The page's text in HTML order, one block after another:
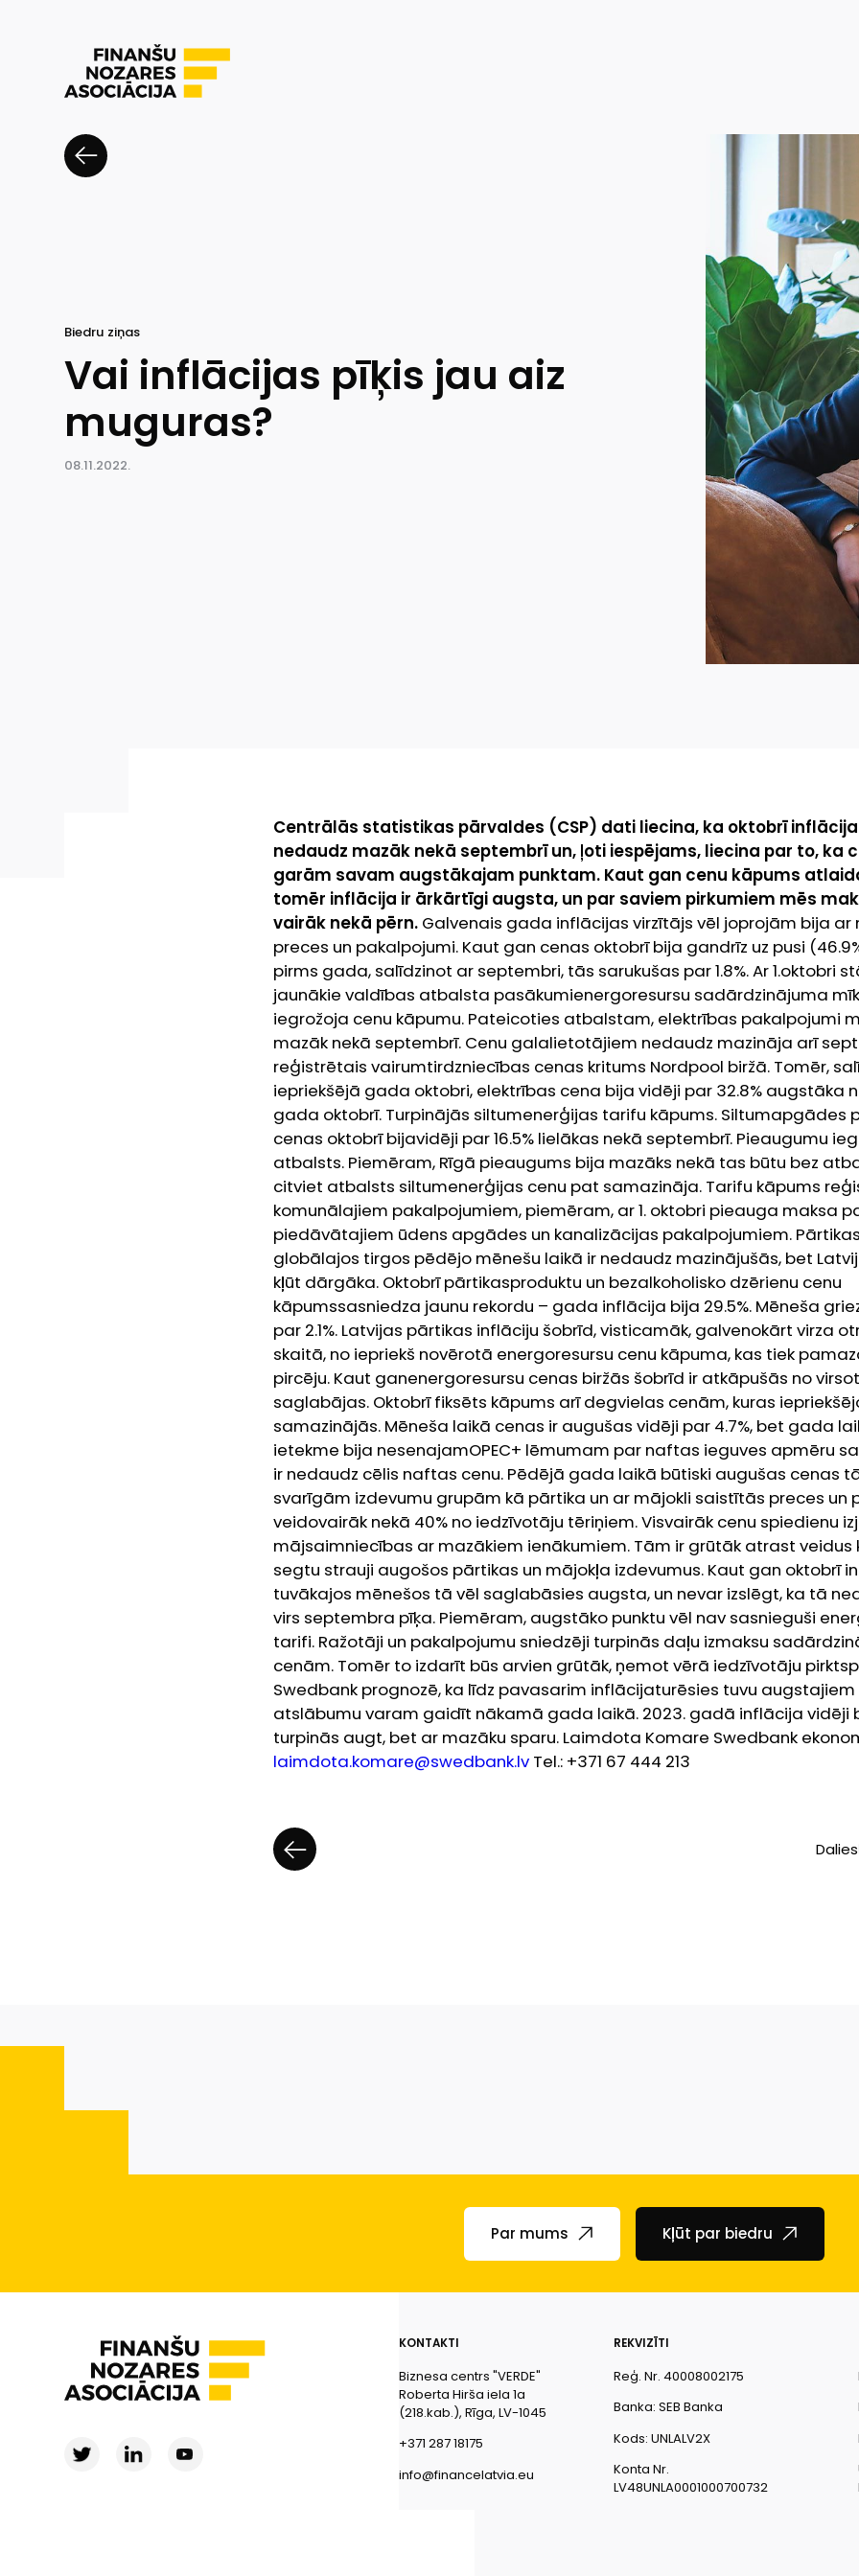
Biedru ziņas
Vai inflācijas pīķis jau aiz
muguras?
08.11.2022.
Centrālās statistikas pārvaldes (CSP) dati liecina, ka oktobrī inflācija
nedaudz mazāk nekā septembrī un, ļoti iespējams, liecina par to, ka
garām savam augstākajam punktam. Kaut gan cenu kāpums
tomēr inflācija ir ārkārtīgi augsta, un par saviem pirkumiem mēs
vairāk nekā pērn. Galvenais gada inflācijas virzītājs vēl joprojām bija
preces un pakalpojumi. Kaut gan cenas oktobrī bija gandrīz uz pusi
pirms gada, salīdzinot ar septembri, tās sarukušas par 1.8%. Ar 1.oktobri
jaunākie valdības atbalsta pasākumienergoresursu sadārdzinājuma
iegrožoja cenu kāpumu. Pateicoties atbalstam, elektrības pakalpojumi
mazāk nekā septembrī. Cenu galalietotājiem nedaudz mazināja arī
reģistrētais vairumtirdzniecības cenas kritums Nordpool biržā. Tomēr,
iepriekšējā gada oktobri, elektrības cena bija vidēji par 32.8% augstāka
gada oktobrī. Turpinājās siltumenerģijas tarifu kāpums. Siltumapgādes
cenas oktobrī bijavidēji par 16.5% lielākas nekā septembrī. Pieaugumu
atbalsts. Piemēram, Rīgā pieaugums bija mazāks nekā tas būtu bez
citviet atbalsts siltumenerģijas cenu pat samazināja. Tarifu kāpums
komunālajiem pakalpojumiem, piemēram, ar 1. oktobri pieauga maksa
piedāvātajiem ūdens apgādes un kanalizācijas pakalpojumiem.
globālajos tirgos pēdējo mēnešu laikā ir nedaudz mazinājušās, bet
kļūt dārgāka. Oktobrī pārtikasproduktu un bezalkoholisko dzērienu cenu
kāpumssasniedza jaunu rekordu – gada inflācija bija 29.5%. Mēneša
par 2.1%. Latvijas pārtikas inflāciju šobrīd, visticamāk, galvenokārt virza
skaitā, no iepriekš novērotā energoresursu cenu kāpuma, kas tiek
pircēju. Kaut ganenergoresursu cenas biržās šobrīd ir atkāpušās no
saglabājas. Oktobrī fiksēts kāpums arī degvielas cenām, kuras
samazinājās. Mēneša laikā cenas ir augušas vidēji par 4.7%, bet gada
ietekme bija nesenajamOPEC+ lēmumam par naftas ieguves apmēru
ir nedaudz cēlis naftas cenu. Pēdējā gada laikā būtiski augušas cenas
svarīgām izdevumu grupām kā pārtika un ar mājokli saistītās preces un
veidovairāk nekā 40% no iedzīvotāju tēriņiem. Visvairāk cenu spiedienu
mājsaimniecības ar mazākiem ienākumiem. Tām ir grūtāk atrast veidus
segtu strauji augošos pārtikas un mājokļa izdevumus. Kaut gan oktobrī
tuvākajos mēnešos tā vēl saglabāsies augsta, un nevar izslēgt, ka tā
virs septembra pīķa. Piemēram, augstāko punktu vēl nav sasnieguši
tarifi. Ražotāji un pakalpojumu sniedzēji turpinās daļu izmaksu
cenām. Tomēr to izdarīt būs arvien grūtāk, ņemot vērā iedzīvotāju
Swedbank prognozē, ka līdz pavasarim inflācijaturēsies tuvu augstajiem
atslābumu varam gaidīt nākamā gada laikā. 2023. gadā inflācija vidēji
turpinās augt, bet ar mazāku sparu. Laimdota Komare Swedbank
laimdota.komare@swedbank.lv Tel.: +371 67 444 213
Dalies
Par mums Kļūt par biedru
KONTAKTI
Biznesa centrs "VERDE"
Roberta Hirša iela 1a
(218.kab.), Rīga, LV-1045
+371 287 18175
info@financelatvia.eu
REKVIZĪTI
Reģ. Nr. 40008002175
Banka: SEB Banka
Kods: UNLALV2X
Konta Nr.
LV48UNLA0001000700732